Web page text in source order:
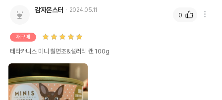
AS책임자와 전화번호
전화번호
유통기한이 최소 2026.12.05이거나 그
감자몬스터 2024.05.11
재구매
테라카니스 미니 칠면조&샐러리 캔 100g
0